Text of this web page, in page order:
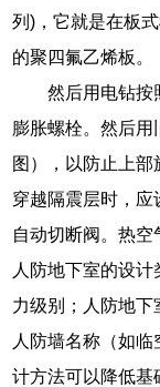
列)，它就是在板
的聚四氟乙烯板。
然后用电钻按
膨胀螺栓。然后
图），以防止上
穿越隔震层时，应
自动切断阀。热空
人防地下室的设
力级别；人防地下
人防墙名称（如
计方法可以降低基